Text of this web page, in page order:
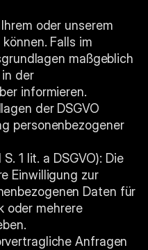
oder unserem
Falls im
maßgeblich
der
informieren.
der DSGVO
personenbezogener
1 lit. a DSGVO): Die
Einwilligung zur
Daten für
oder mehrere
Anfragen